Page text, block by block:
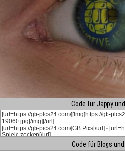
Code für Jappy und
Code für Blogs und